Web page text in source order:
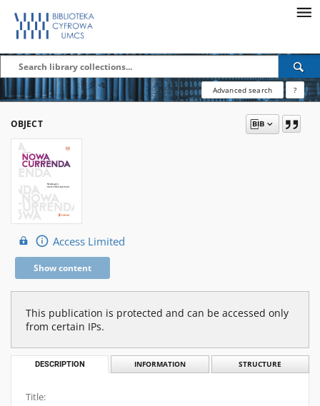
Advanced search ?
OBJECT
Access Limited
Show content
This publication is protected and can be accessed only
from certain IPs.
DESCRIPTION INFORMATION STRUCTURE
Title: